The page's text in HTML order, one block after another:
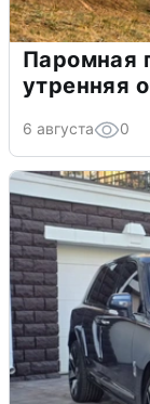
Паромная
утренняя
6 августа 0